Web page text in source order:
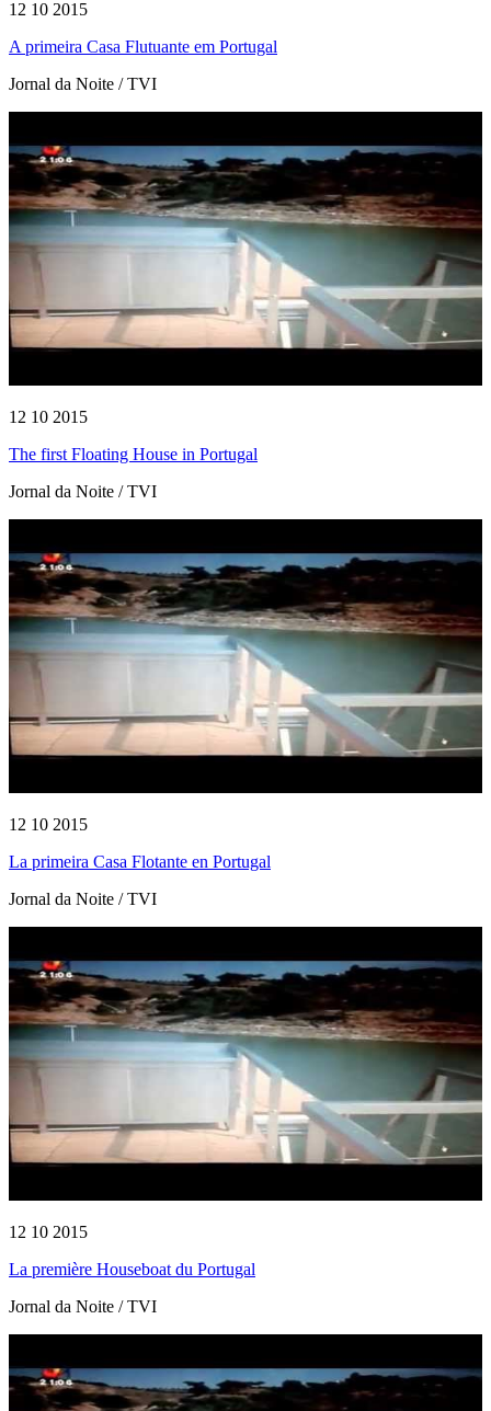
12 10 2015
A primeira Casa Flutuante em Portugal
Jornal da Noite / TVI
12 10 2015
The first Floating House in Portugal
Jornal da Noite / TVI
12 10 2015
La primeira Casa Flotante en Portugal
Jornal da Noite / TVI
12 10 2015
La première Houseboat du Portugal
Jornal da Noite / TVI